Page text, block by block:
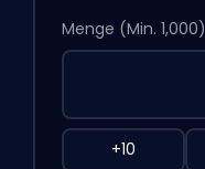
Menge (Min. 1,000)
+10